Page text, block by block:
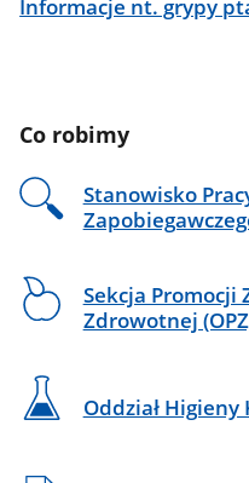
Informacje nt. grypy
Co robimy
Stanowisko
Sekcja Promocji
Zdrowotnej
Oddział